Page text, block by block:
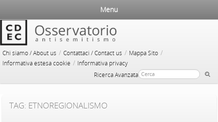
Chi siamo / About us / Contattaci / Contact us / Mappa Sito /
Informativa estesa cookie / Informativa privacy
Ricerca Avanzata
Menu
TAG: ETNOREGIONALISMO